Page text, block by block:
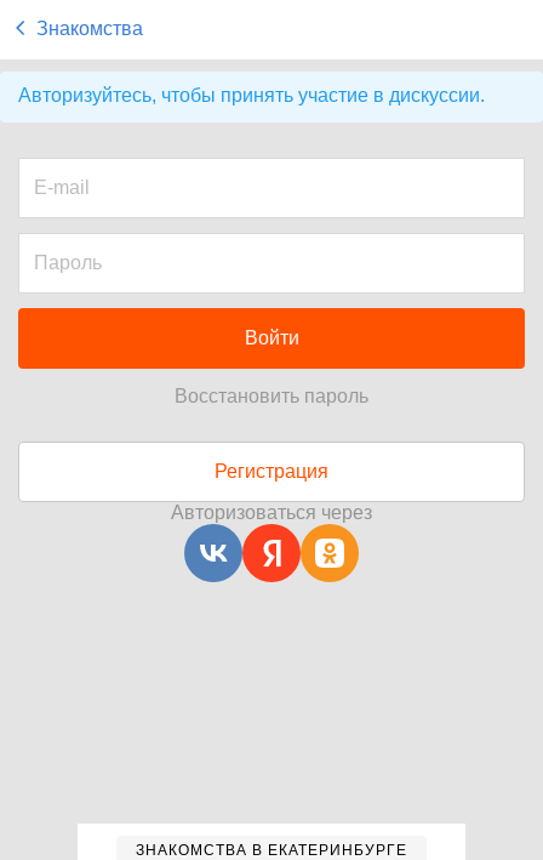
Знакомства
Авторизуйтесь, чтобы принять участие в дискуссии.
Войти
Восстановить пароль
Регистрация
Авторизоваться через
ЗНАКОМСТВА В ЕКАТЕРИНБУРГЕ